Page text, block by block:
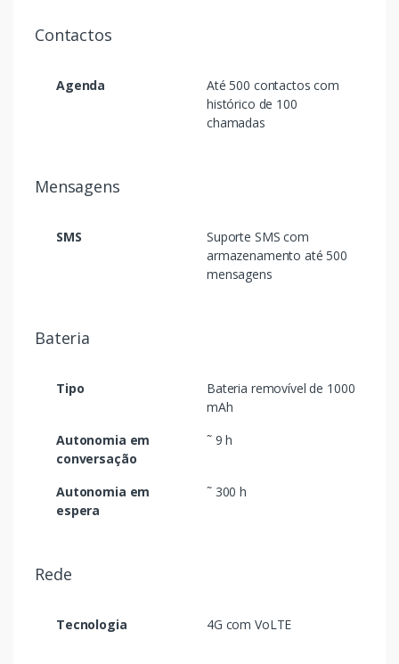
Contactos
Agenda
Até 500 contactos com
histórico de 100
chamadas
Mensagens
SMS
Suporte SMS com
armazenamento até 500
mensagens
Bateria
Tipo
Bateria removível de 1000
mAh
Autonomia em
conversação
˜ 9 h
Autonomia em
espera
˜ 300 h
Rede
Tecnologia 4G com VoLTE